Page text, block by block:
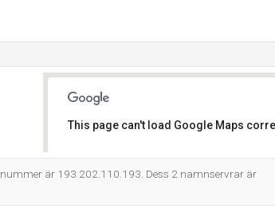
This page can't load Google Maps
är 193.202.110.193. Dess 2 namnservrar är